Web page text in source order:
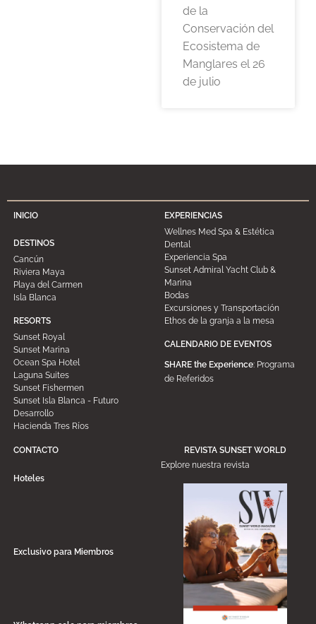
de la
Conservación del
Ecosistema de
Manglares el 26
de julio
INICIO
DESTINOS
Cancún
Riviera Maya
Playa del Carmen
Isla Blanca
RESORTS
Sunset Royal
Sunset Marina
Ocean Spa Hotel
Laguna Suites
Sunset Fishermen
Sunset Isla Blanca - Futuro
Desarrollo
Hacienda Tres Ríos
EXPERIENCIAS
Wellnes Med Spa & Estética
Dental
Experiencia Spa
Sunset Admiral Yacht Club &
Marina
Bodas
Excursiones y Transportación
Ethos de la granja a la mesa
CALENDARIO DE EVENTOS
SHARE the Experience: Programa
de Referidos
REVISTA SUNSET WORLD
Explore nuestra revista
CONTACTO
Hoteles
Exclusivo para Miembros